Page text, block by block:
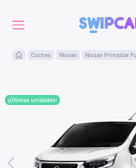
Coches Nissan Nissan Primastar
¡Últimas unidades!